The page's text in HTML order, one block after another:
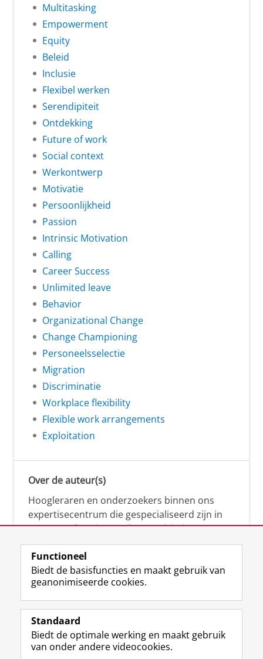
Multitasking
Empowerment
Equity
Beleid
Inclusie
Flexibel werken
Serendipiteit
Ontdekking
Future of work
Social context
Werkontwerp
Motivatie
Persoonlijkheid
Passion
Intrinsic Motivation
Calling
Career Success
Unlimited leave
Behavior
Organizational Change
Change Championing
Personeelsselectie
Migration
Discriminatie
Workplace flexibility
Flexible work arrangements
Exploitation
Over de auteur(s)
Hoogleraren en onderzoekers binnen ons
expertisecentrum die gespecialiseerd zijn in
samenwerken, innovatie, creativiteit,
diversiteit, leiderschap en ethisch gedrag.
Over deze blog
Via deze blog vertalen onze experts hun
(actuele) wetenschappelijke kennis naar
praktische, heldere en toegankelijke inzichten.
Functioneel
Biedt de basisfuncties en maakt gebruik van
geanonimiseerde cookies.
Standaard
Biedt de optimale werking en maakt gebruik
van onder andere videocookies.